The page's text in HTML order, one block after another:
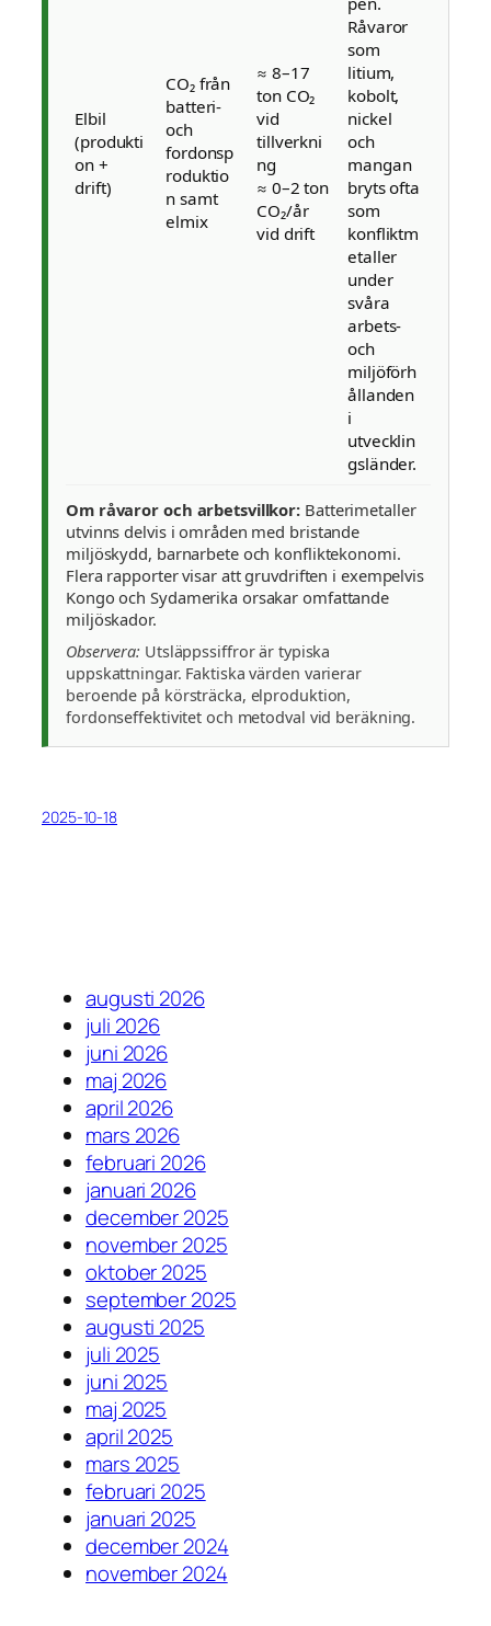
Elbil
(produkti
on +
drift)
CO₂ från
batteri-
och
fordonsp
roduktio
n samt
elmix
≈ 8–17
ton CO₂
vid
tillverkni
ng
≈ 0–2 ton
CO₂/år
vid drift
Råvaror
som
litium,
kobolt,
nickel
och
mangan
bryts ofta
som
konfliktm
etaller
under
svåra
arbets-
och
miljöförh
ållanden
i
utvecklin
gsländer.
Om råvaror och arbetsvillkor: Batterimetaller
utvinns delvis i områden med bristande
miljöskydd, barnarbete och konfliktekonomi.
Flera rapporter visar att gruvdriften i exempelvis
Kongo och Sydamerika orsakar omfattande
miljöskador.
Observera: Utsläppssiffror är typiska
uppskattningar. Faktiska värden varierar
beroende på körsträcka, elproduktion,
fordonseffektivitet och metodval vid beräkning.
2025-10-18
augusti 2026
juli 2026
juni 2026
maj 2026
april 2026
mars 2026
februari 2026
januari 2026
december 2025
november 2025
oktober 2025
september 2025
augusti 2025
juli 2025
juni 2025
maj 2025
april 2025
mars 2025
februari 2025
januari 2025
december 2024
november 2024